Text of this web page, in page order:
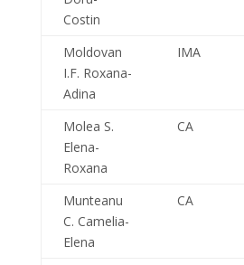
Costin
Moldovan
I.F. Roxana-
Adina
IMA
Molea S.
Elena-
Roxana
CA
Munteanu
C. Camelia-
Elena
CA